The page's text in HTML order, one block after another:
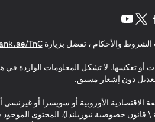
والأحكام ، تفضل بزيارةTnC
أو تعكسها. لا تشكل المعلومات الواردة في
دون إشعار مسبق.
الاقتصادية الأوروبية أو سويسرا أو
\ قانون خصوصية نيوزيلندا). المحتوى